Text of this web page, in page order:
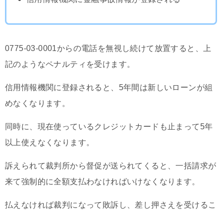
0775-03-0001からの電話を無視し続けて放置すると、上
記のようなペナルティを受けます。
信用情報機関に登録されると、5年間は新しいローンが組
めなくなります。
同時に、現在使っているクレジットカードも止まって5年
以上使えなくなります。
訴えられて裁判所から督促が送られてくると、一括請求が
来て強制的に全額支払わなければいけなくなります。
払えなければ裁判になって敗訴し、差し押さえを受けるこ